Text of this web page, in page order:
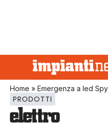
Home » Emergenza a led
PRODOTTI